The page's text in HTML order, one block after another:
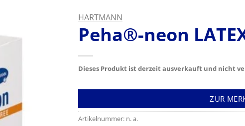
HARTMANN
Peha®-neon
Dieses Produkt ist derzeit ausverkauft und nicht
ZUR
Artikelnummer: n. a.